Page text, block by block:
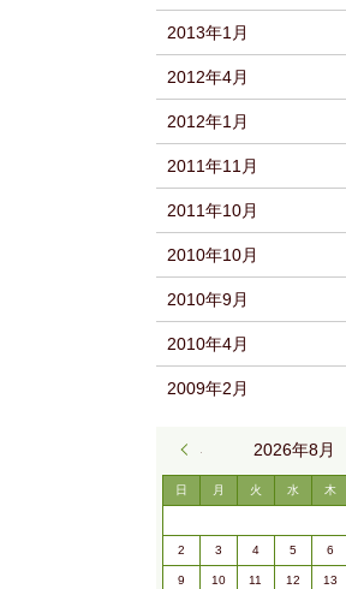
2013年1月
2012年4月
2012年1月
2011年11月
2011年10月
2010年10月
2010年9月
2010年4月
2009年2月
2026年8月
日 月 火 水 木
2 3 4 5 6
9 10 11 12 13